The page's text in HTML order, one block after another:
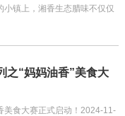
镇上，湘香生态腊味不仅仅
之“妈妈油香”美食大
美食大赛正式启动！2024-11-